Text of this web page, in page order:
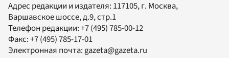
Адрес редакции и издателя: 117105, г. Москва,
Варшавское шоссе, д.9, стр.1
Телефон редакции:+7 (495) 785-00-12
Факс:+7 (495) 785-17-01
Электронная почта:gazeta@gazeta.ru